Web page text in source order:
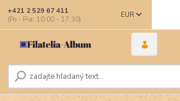
EUR
+421 2 529 67 411
(Po - Pia: 10:00 - 17:30)